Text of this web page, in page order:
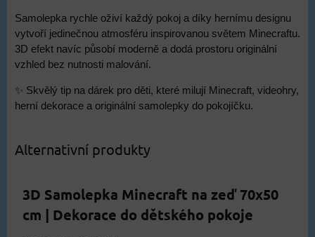
Samolepka rychle oživí každý pokoj a díky hernímu designu
vytvoří jedinečnou atmosféru inspirovanou světem Minecraftu.
3D efekt navíc působí moderně a dodá prostoru originální
vzhled bez nutnosti malování.
✨ Skvělý tip na dárek pro děti, které milují Minecraft, videohry,
herní dekorace a originální samolepky do pokojíčku.
Alternativní produkty
3D Samolepka Minecraft na zeď 70x50
cm | Dekorace do dětského pokoje